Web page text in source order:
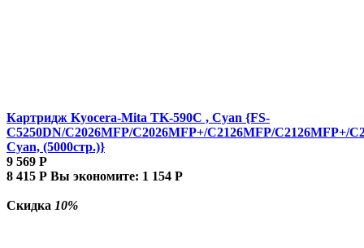
Картридж Kyocera-Mita TK-590C , Cyan {FS-
C5250DN/C2026MFP/C2026MFP+/C2126MFP/C2126MFP+/
Cyan, (5000стр.)}
9 569 Р
8 415 Р Вы экономите: 1 154 Р
Скидка 10%